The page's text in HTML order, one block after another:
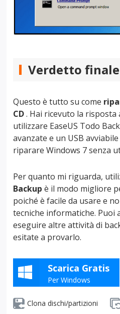
Verdetto finale
Questo è tutto su come
CD. Hai ricevuto la risposta
utilizzare EaseUS Todo
avanzate e un USB
riparare Windows 7 senza
Per quanto mi riguarda,
Backup è il modo migliore
poiché è facile da usare e
tecniche informatiche. Puoi
eseguire altre attività di
esitate a provarlo.
Scarica Gratis
Per Windows
Clona dischi/partizioni